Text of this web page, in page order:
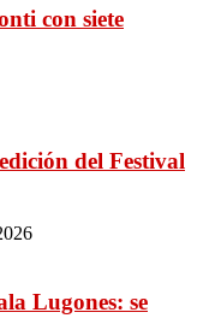
con siete
del Festival
Lugones: se